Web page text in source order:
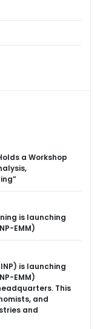
a Workshop
is launching
EMM)
is launching
EMM)
This
and
and